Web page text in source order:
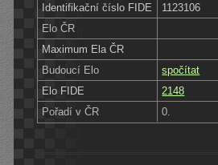
Identifikační číslo FIDE
1123106
Elo ČR
Maximum Ela ČR
Budoucí Elo
spočítat
Elo FIDE
2148
Pořadí v ČR
0.